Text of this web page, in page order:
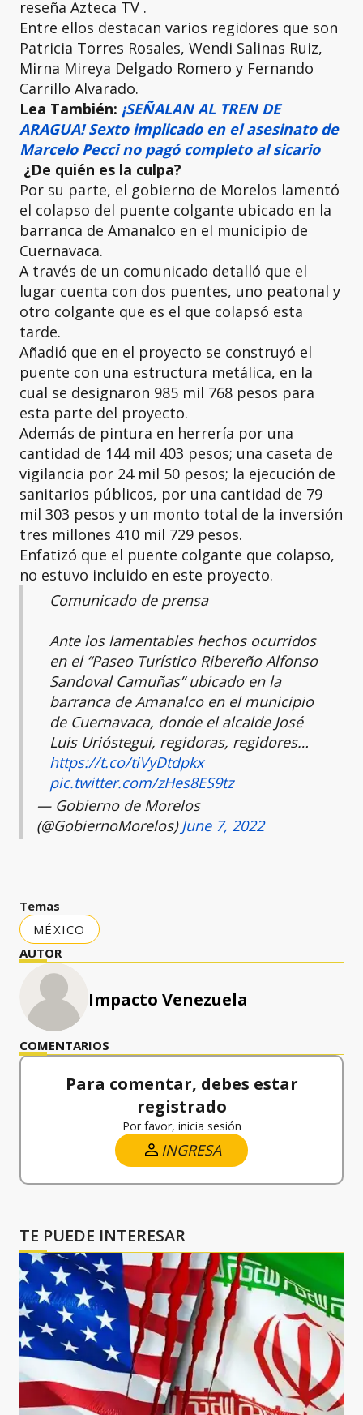
reseña Azteca TV .
Entre ellos destacan varios regidores que son
Patricia Torres Rosales, Wendi Salinas Ruiz,
Mirna Mireya Delgado Romero y Fernando
Carrillo Alvarado.
Lea También: ¡SEÑALAN AL TREN DE
ARAGUA! Sexto implicado en el asesinato de
Marcelo Pecci no pagó completo al sicario
¿De quién es la culpa?
Por su parte, el gobierno de Morelos lamentó
el colapso del puente colgante ubicado en la
barranca de Amanalco en el municipio de
Cuernavaca.
A través de un comunicado detalló que el
lugar cuenta con dos puentes, uno peatonal y
otro colgante que es el que colapsó esta
tarde.
Añadió que en el proyecto se construyó el
puente con una estructura metálica, en la
cual se designaron 985 mil 768 pesos para
esta parte del proyecto.
Además de pintura en herrería por una
cantidad de 144 mil 403 pesos; una caseta de
vigilancia por 24 mil 50 pesos; la ejecución de
sanitarios públicos, por una cantidad de 79
mil 303 pesos y un monto total de la inversión
tres millones 410 mil 729 pesos.
Enfatizó que el puente colgante que colapso,
no estuvo incluido en este proyecto.
Comunicado de prensa
Ante los lamentables hechos ocurridos
en el “Paseo Turístico Ribereño Alfonso
Sandoval Camuñas” ubicado en la
barranca de Amanalco en el municipio
de Cuernavaca, donde el alcalde José
Luis Urióstegui, regidoras, regidores…
https://t.co/tiVyDtdpkx
pic.twitter.com/zHes8ES9tz
— Gobierno de Morelos
(@GobiernoMorelos)June 7, 2022
Temas
MÉXICO
AUTOR
Impacto Venezuela
COMENTARIOS
Para comentar, debes estar
registrado
Por favor, inicia sesión
INGRESA
TE PUEDE INTERESAR